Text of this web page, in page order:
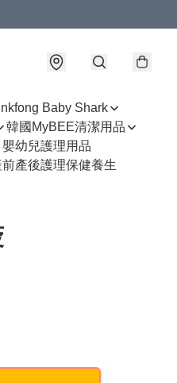
Baby Shark
韓國MyBEE清潔用品
嬰幼兒護理用品
前產後護理保健養生